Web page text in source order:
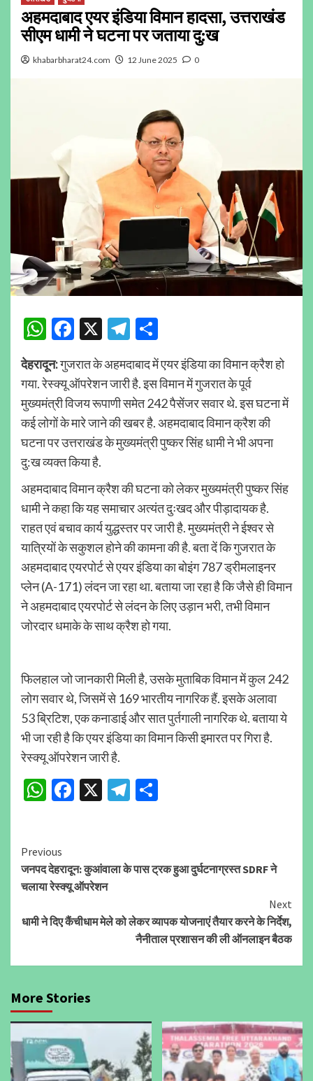
अहमदाबाद एयर इंडिया विमान हादसा, उत्तराखंड
सीएम धामी ने घटना पर जताया दु:ख
khabarbharat24.com 12 June 2025 0
WhatsApp
Facebook
X Telegram
देहरादून:गुजरात के अहमदाबाद में एयर इंडिया का विमान क्रैश हो
गया. रेस्क्यू ऑपरेशन जारी है. इस विमान में गुजरात के पूर्व
मुख्यमंत्री विजय रूपाणी समेत 242 पैसेंजर सवार थे. इस घटना में
कई लोगों के मारे जाने की खबर है. अहमदाबाद विमान क्रैश की
घटना पर उत्तराखंड के मुख्यमंत्री पुष्कर सिंह धामी ने भी अपना
दु:ख व्यक्त किया है.
अहमदाबाद विमान क्रैश की घटना को लेकर मुख्यमंत्री पुष्कर सिंह
धामी ने कहा कि यह समाचार अत्यंत दुःखद और पीड़ादायक है.
राहत एवं बचाव कार्य युद्धस्तर पर जारी है. मुख्यमंत्री ने ईश्वर से
यात्रियों के सकुशल होने की कामना की है. बता दें कि गुजरात के
अहमदाबाद एयरपोर्ट से एयर इंडिया का बोइंग 787 ड्रीमलाइनर
प्लेन (A-171) लंदन जा रहा था. बताया जा रहा है कि जैसे ही विमान
ने अहमदाबाद एयरपोर्ट से लंदन के लिए उड़ान भरी, तभी विमान
जोरदार धमाके के साथ क्रैश हो गया.
फिलहाल जो जानकारी मिली है, उसके मुताबिक विमान में कुल 242
लोग सवार थे, जिसमें से 169 भारतीय नागरिक हैं. इसके अलावा
53 ब्रिटिश, एक कनाडाई और सात पुर्तगाली नागरिक थे. बताया ये
भी जा रही है कि एयर इंडिया का विमान किसी इमारत पर गिरा है.
रेस्क्यू ऑपरेशन जारी है.
WhatsApp
Facebook
X Telegram
Continue
Reading
Previous
जनपद देहरादून: कुआंवाला के पास ट्रक हुआ दुर्घटनाग्रस्त SDRF ने
चलाया रेस्क्यू ऑपरेशन
Next
धामी ने दिए कैंचीधाम मेले को लेकर व्यापक योजनाएं तैयार करने के निर्देश,
नैनीताल प्रशासन की ली ऑनलाइन बैठक
More Stories